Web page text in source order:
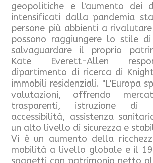
geopolitiche e l'aumento dei
intensificati dalla pandemia
persone più abbienti a
possono raggiungere lo stile
salvaguardare il proprio
Kate Everett-Allen
dipartimento di ricerca di
immobili residenziali. "L'Europa
valutazioni, offrendo
trasparenti, istruzione di
accessibilità, assistenza
un alto livello di sicurezza e
Vi è un aumento della
mobilità a livello globale e il